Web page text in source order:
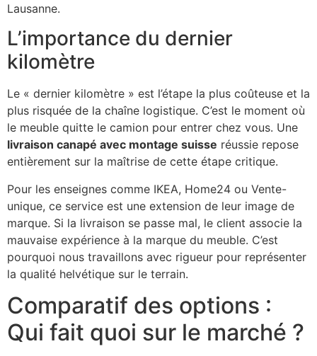
Lausanne.
L’importance du dernier
kilomètre
Le « dernier kilomètre » est l’étape la plus coûteuse et la
plus risquée de la chaîne logistique. C’est le moment où
le meuble quitte le camion pour entrer chez vous. Une
livraison canapé avec montage suisse réussie repose
entièrement sur la maîtrise de cette étape critique.
Pour les enseignes comme IKEA, Home24 ou Vente-
unique, ce service est une extension de leur image de
marque. Si la livraison se passe mal, le client associe la
mauvaise expérience à la marque du meuble. C’est
pourquoi nous travaillons avec rigueur pour représenter
la qualité helvétique sur le terrain.
Comparatif des options :
Qui fait quoi sur le marché ?